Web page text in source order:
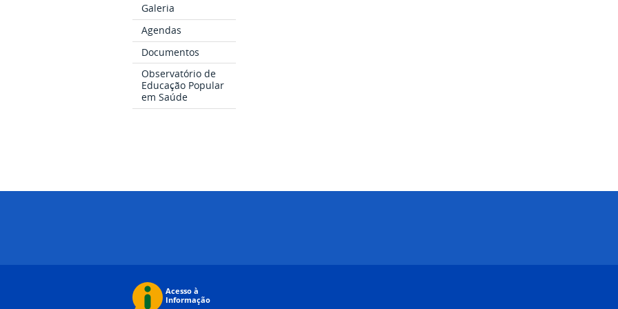
Galeria
Agendas
Documentos
Observatório de
Educação Popular
em Saúde